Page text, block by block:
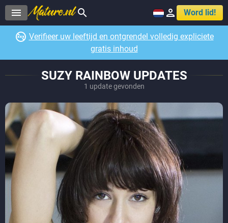
   Word lid!
 Verifieer uw leeftijd en ontgrendel volledig expliciete
gratis inhoud
SUZY RAINBOW UPDATES
1 update gevonden